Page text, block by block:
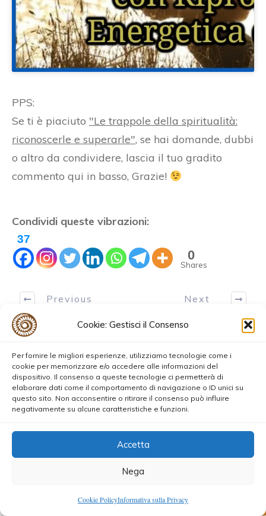
Cookie: Gestisci il Consenso
Per fornire le migliori esperienze, utilizziamo tecnologie come i
cookie per memorizzare e/o accedere alle informazioni del
dispositivo. Il consenso a queste tecnologie ci permetterà di
elaborare dati come il comportamento di navigazione o ID unici su
questo sito. Non acconsentire o ritirare il consenso può influire
negativamente su alcune caratteristiche e funzioni.
Accetta
Nega
Cookie PolicyInformativa sulla Privacy
PPS:
Se ti è piaciuto "Le trappole della spiritualità:
riconoscerle e superarle", se hai domande, dubbi
o altro da condividere, lascia il tuo gradito
commento qui in basso, Grazie!
Condividi queste vibrazioni:
37
0
Shares
Previous Next
TAGS Ego Spirituale, EnergetiClub, Raffaella Menolfi
You may also like